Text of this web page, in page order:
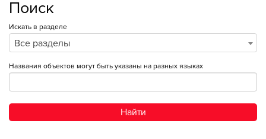
Поиск
Искать в разделе
Все разделы
Названия объектов могут быть указаны на разных языках
Найти